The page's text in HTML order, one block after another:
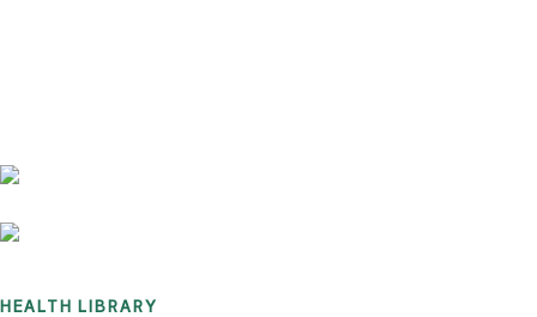
HEALTH LIBRARY